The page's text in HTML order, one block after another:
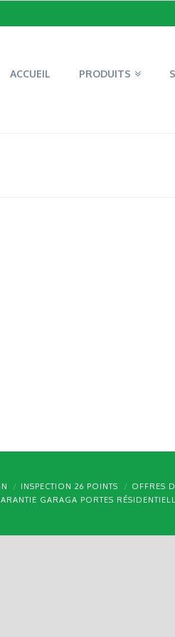
ACCUEIL PRODUITS
INSPECTION 26 POINTS OFFRES
GARAGA PORTES